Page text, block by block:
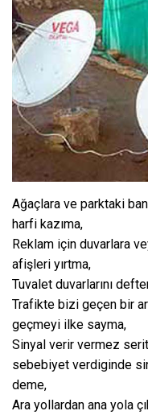
Ağaçlara ve parktaki
harfi kazıma,
Reklam için duvarlara
afişleri yırtma,
Tuvalet duvarlarını
Trafikte bizi geçen bir
geçmeyi ilke sayma,
Sinyal verir vermez
sebebiyet verdiginde
deme,
Ara yollardan ana yola